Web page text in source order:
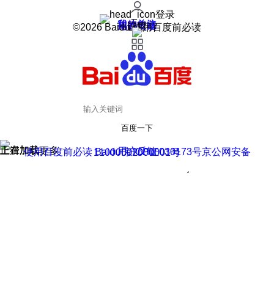
登录
我的关注
我的收藏
皮肤中心
用户反馈
设置
©2026 Baidu 使用百度前必读
百度一下
正在加载
上滑加载更多 用户反馈
使用百度前必读 Baidu 京ICP证030173号
京公网安备11000002000001号